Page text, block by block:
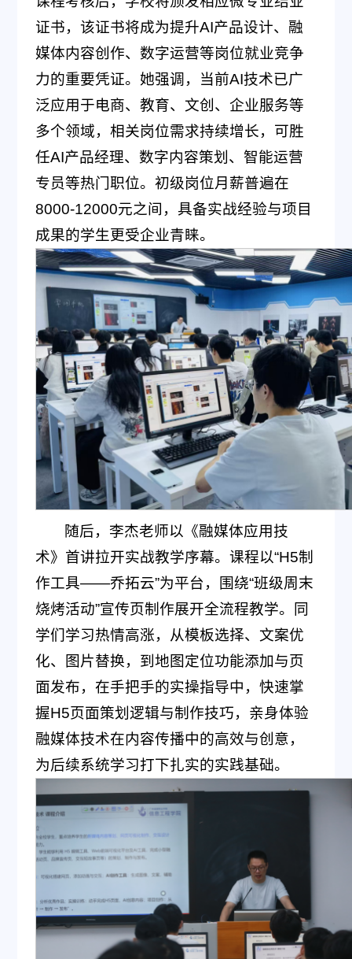
证书，该证书将成为提升AI产品设计、融
媒体内容创作、数字运营等岗位就业竞争
力的重要凭证。她强调，当前AI技术已广
泛应用于电商、教育、文创、企业服务等
多个领域，相关岗位需求持续增长，可胜
任AI产品经理、数字内容策划、智能运营
专员等热门职位。初级岗位月薪普遍在
8000-12000元之间，具备实战经验与项目
成果的学生更受企业青睐。
随后，李杰老师以《融媒体应用技
术》首讲拉开实战教学序幕。课程以“H5制
作工具——乔拓云”为平台，围绕“班级周末
烧烤活动”宣传页制作展开全流程教学。同
学们学习热情高涨，从模板选择、文案优
化、图片替换，到地图定位功能添加与页
面发布，在手把手的实操指导中，快速掌
握H5页面策划逻辑与制作技巧，亲身体验
融媒体技术在内容传播中的高效与创意，
为后续系统学习打下扎实的实践基础。